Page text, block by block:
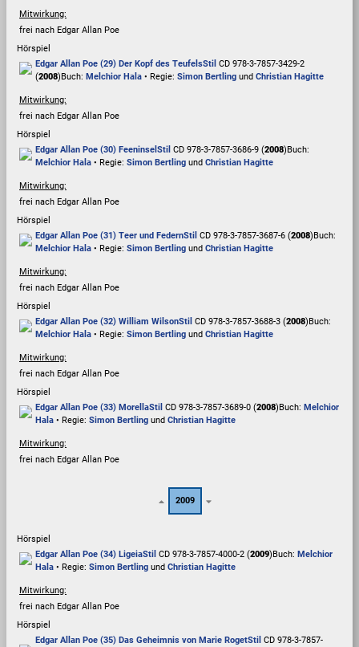
Mitwirkung:
frei nach Edgar Allan Poe
Hörspiel
Edgar Allan Poe (29) Der Kopf des TeufelsStil CD 978-3-7857-3429-2
(2008) Buch: Melchior Hala • Regie: Simon Bertling und Christian Hagitte
Mitwirkung:
frei nach Edgar Allan Poe
Hörspiel
Edgar Allan Poe (30) Feeninsel Stil CD 978-3-7857-3686-9 (2008) Buch:
Melchior Hala • Regie: Simon Bertling und Christian Hagitte
Mitwirkung:
frei nach Edgar Allan Poe
Hörspiel
Edgar Allan Poe (31) Teer und FedernStil CD 978-3-7857-3687-6 (2008) Buch:
Melchior Hala • Regie: Simon Bertling und Christian Hagitte
Mitwirkung:
frei nach Edgar Allan Poe
Hörspiel
Edgar Allan Poe (32) William WilsonStil CD 978-3-7857-3688-3 (2008) Buch:
Melchior Hala • Regie: Simon Bertling und Christian Hagitte
Mitwirkung:
frei nach Edgar Allan Poe
Hörspiel
Edgar Allan Poe (33) MorellaStil CD 978-3-7857-3689-0 (2008) Buch: Melchior
Hala • Regie: Simon Bertling und Christian Hagitte
Mitwirkung:
frei nach Edgar Allan Poe
2009
Hörspiel
Edgar Allan Poe (34) LigeiaStil CD 978-3-7857-4000-2 (2009) Buch: Melchior
Hala • Regie: Simon Bertling und Christian Hagitte
Mitwirkung:
frei nach Edgar Allan Poe
Hörspiel
Edgar Allan Poe (35) Das Geheimnis von Marie RogetStil CD 978-3-7857-